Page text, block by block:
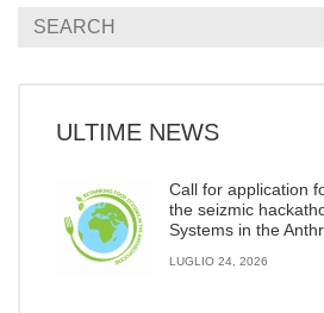
ULTIME NEWS
Call for application
the seizmic
Systems in the
LUGLIO 24, 2026